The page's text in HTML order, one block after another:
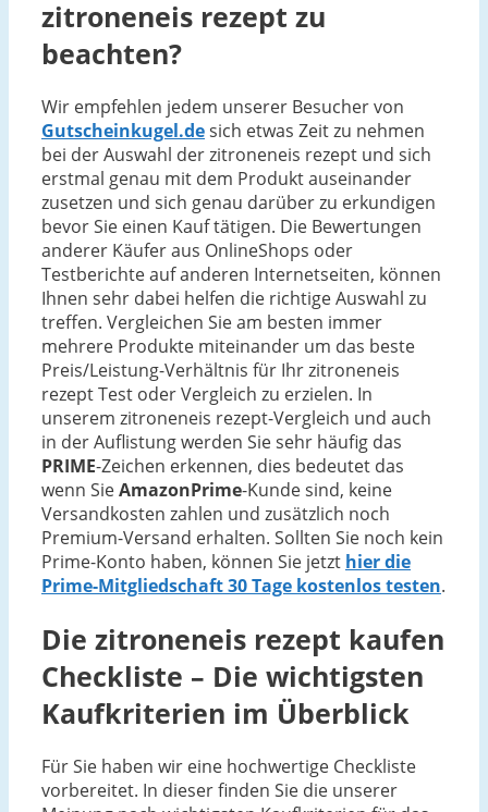
zitroneneis rezept zu
beachten?
Wir empfehlen jedem unserer Besucher von
Gutscheinkugel.desich etwas Zeit zu nehmen
bei der Auswahl der zitroneneis rezept und sich
erstmal genau mit dem Produkt auseinander
zusetzen und sich genau darüber zu erkundigen
bevor Sie einen Kauf tätigen. Die Bewertungen
anderer Käufer aus OnlineShops oder
Testberichte auf anderen Internetseiten, können
Ihnen sehr dabei helfen die richtige Auswahl zu
treffen. Vergleichen Sie am besten immer
mehrere Produkte miteinander um das beste
Preis/Leistung-Verhältnis für Ihr zitroneneis
rezept Test oder Vergleich zu erzielen. In
unserem zitroneneis rezept-Vergleich und auch
in der Auflistung werden Sie sehr häufig das
PRIME-Zeichen erkennen, dies bedeutet das
wenn SieAmazonPrime-Kunde sind, keine
Versandkosten zahlen und zusätzlich noch
Premium-Versand erhalten. Sollten Sie noch kein
Prime-Konto haben, können Sie jetzt hier die
Prime-Mitgliedschaft 30 Tage kostenlos testen.
Die zitroneneis rezept kaufen
Checkliste – Die wichtigsten
Kaufkriterien im Überblick
Für Sie haben wir eine hochwertige Checkliste
vorbereitet. In dieser finden Sie die unserer